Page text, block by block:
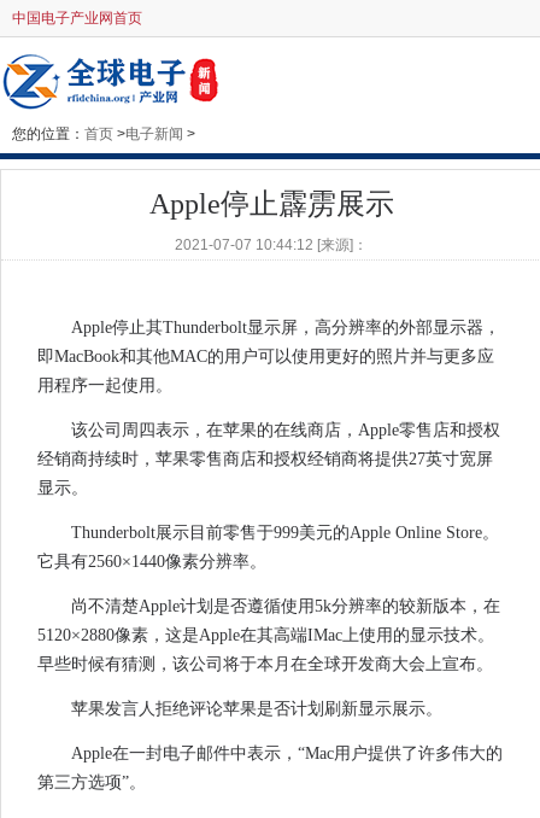
中国电子产业网首页
您的位置： 首页 >电子新闻 >
Apple停止霹雳展示
2021-07-07 10:44:12 [来源]：
Apple停止其Thunderbolt显示屏，高分辨率的外部显示器，
即MacBook和其他MAC的用户可以使用更好的照片并与更多应
用程序一起使用。
该公司周四表示，在苹果的在线商店，Apple零售店和授权
经销商持续时，苹果零售商店和授权经销商将提供27英寸宽屏
显示。
Thunderbolt展示目前零售于999美元的Apple Online Store。
它具有2560×1440像素分辨率。
尚不清楚Apple计划是否遵循使用5k分辨率的较新版本，在
5120×2880像素，这是Apple在其高端IMac上使用的显示技术。
早些时候有猜测，该公司将于本月在全球开发商大会上宣布。
苹果发言人拒绝评论苹果是否计划刷新显示展示。
Apple在一封电子邮件中表示，“Mac用户提供了许多伟大的
第三方选项”。